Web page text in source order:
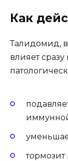
Как
Талидомид,
влияет
тормозит